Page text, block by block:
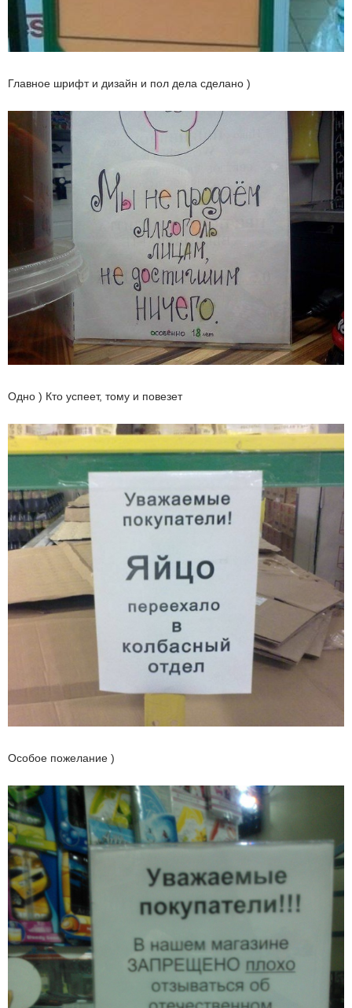
Главное шрифт и дизайн и пол дела сделано )
Одно ) Кто успеет, тому и повезет
Особое пожелание )